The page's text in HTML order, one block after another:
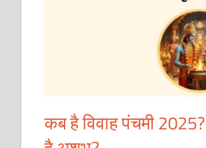
–
कब है विवाह पंचमी